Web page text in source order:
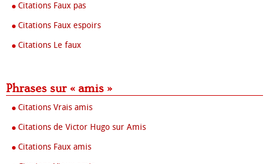
Citations Faux pas
Citations Faux espoirs
Citations Le faux
Phrases sur « amis »
Citations Vrais amis
Citations de Victor Hugo sur Amis
Citations Faux amis